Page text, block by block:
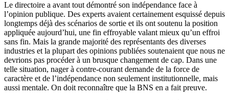
Le directoire a avant tout démontré son indépendance face à
l’opinion publique. Des experts avaient certainement esquissé depuis
longtemps déjà des scénarios de sortie et ils ont soutenu la position
appliquée aujourd’hui, une fin effroyable valant mieux qu’un effroi
sans fin. Mais la grande majorité des représentants des diverses
industries et la plupart des opinions publiées soutenaient que nous ne
devrions pas procéder à un brusque changement de cap. Dans une
telle situation, nager à contre-courant demande de la force de
caractère et de l’indépendance non seulement institutionnelle, mais
aussi mentale. On doit reconnaître que la BNS en a fait preuve.